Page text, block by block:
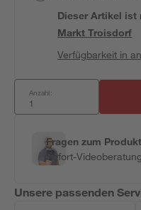
Dieser Artikel ist
MarktTroisdorf
Verfügbarkeit in
Anzahl:
Fragen zum
Sofort-
Unsere passenden